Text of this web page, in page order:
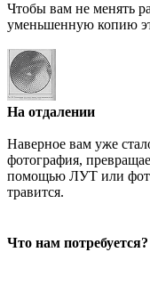
Чтобы вам не менять
уменьшенную копию
На отдалении
Наверное вам уже
фотография,
помощью ЛУТ или
травится.
Что нам потребуется?